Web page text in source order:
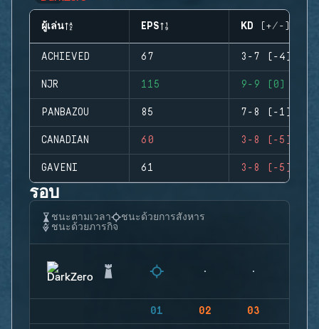
ผู้เล่น EPS KD (+/-)
ACHIEVED 67 3-7 (-4)
NJR 115 9-9 (0)
PANBAZOU 85 7-8 (-1)
CANADIAN 60 3-8 (-5)
GAVENI 61 3-8 (-5)
รอบ
ชนะตามเวลา
ชนะด้วยการสังหาร
ชนะด้วยภารกิจ
01 02 03